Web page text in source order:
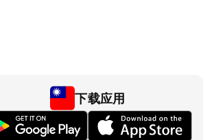
下载应用